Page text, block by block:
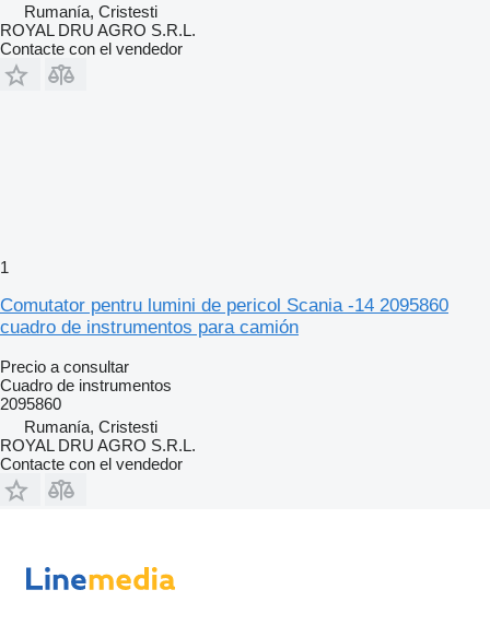
Rumanía, Cristesti
ROYAL DRU AGRO S.R.L.
Contacte con el vendedor
1
Comutator pentru lumini de pericol Scania -14 2095860
cuadro de instrumentos para camión
Precio a consultar
Cuadro de instrumentos
2095860
Rumanía, Cristesti
ROYAL DRU AGRO S.R.L.
Contacte con el vendedor